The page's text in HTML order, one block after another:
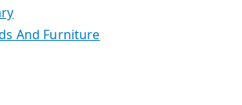
And Furniture